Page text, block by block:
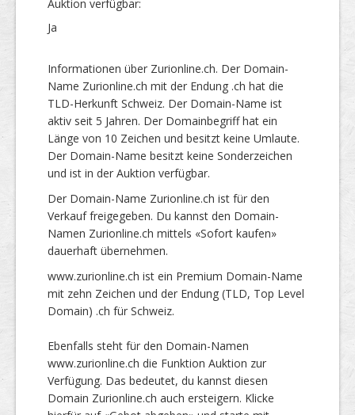
Auktion verfügbar:
Ja
Informationen über Zurionline.ch. Der Domain-
Name Zurionline.ch mit der Endung .ch hat die
TLD-Herkunft Schweiz. Der Domain-Name ist
aktiv seit 5 Jahren. Der Domainbegriff hat ein
Länge von 10 Zeichen und besitzt keine Umlaute.
Der Domain-Name besitzt keine Sonderzeichen
und ist in der Auktion verfügbar.
Der Domain-Name Zurionline.ch ist für den
Verkauf freigegeben. Du kannst den Domain-
Namen Zurionline.ch mittels «Sofort kaufen»
dauerhaft übernehmen.
www.zurionline.ch ist ein Premium Domain-Name
mit zehn Zeichen und der Endung (TLD, Top Level
Domain) .ch für Schweiz.
Ebenfalls steht für den Domain-Namen
www.zurionline.ch die Funktion Auktion zur
Verfügung. Das bedeutet, du kannst diesen
Domain Zurionline.ch auch ersteigern. Klicke